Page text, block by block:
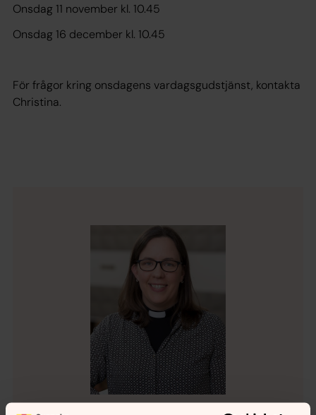
Onsdag 11 november kl. 10.45
Onsdag 16 december kl. 10.45
För frågor kring onsdagens vardagsgudstjänst, kontakta
Christina.